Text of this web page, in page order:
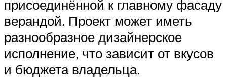
присоединённой к главному фасаду
верандой. Проект может иметь
разнообразное дизайнерское
исполнение, что зависит от вкусов
и бюджета владельца.